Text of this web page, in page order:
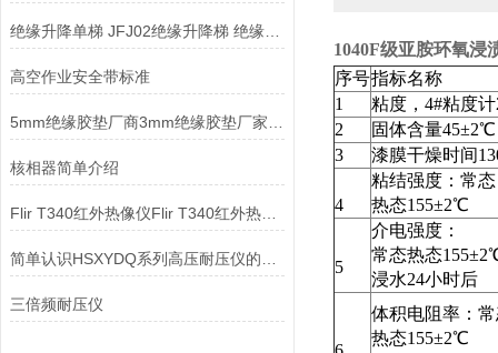
绝缘升降单梯 JFJ02绝缘升降梯 绝缘升降单梯
高空作业安全带标准
核相器简单介绍
Flir T340红外热像仪Flir T340红外热像仪
三倍频耐压仪
1040F级亚胺环氧浸
序号指标名称
1
粘度，4#粘度
2
固体含量45±2℃
3
漆膜干燥时间
4
粘结强度：常态
热态155±2℃
5
介电强度：
常态热态
浸水24小时后
体积电阻率：
热态155±2℃